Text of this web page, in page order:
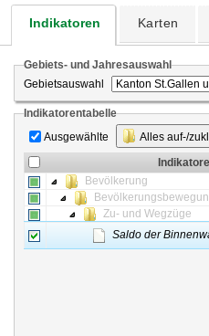
Indikatoren Karten
Gebiets- und Jahresauswahl
Gebietsauswahl
Indikatorentabelle
Ausgewählte
Alles auf-/
Bevölkerung
Zu- und Wegzüge
Saldo der